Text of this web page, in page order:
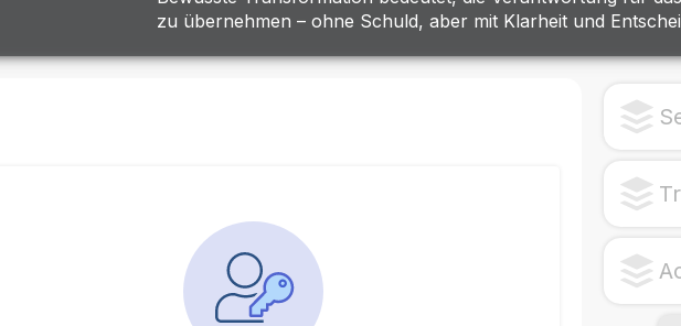
zu übernehmen – ohne Schuld, aber mit Klarheit und